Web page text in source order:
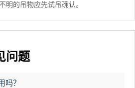
明的吊物应先试吊确认。
问题
吗？